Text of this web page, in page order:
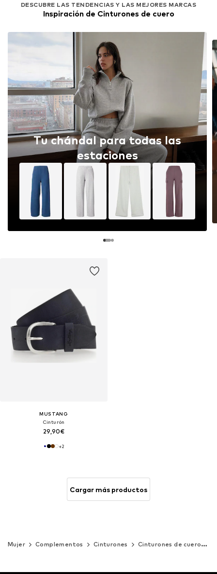
DESCUBRE LAS TENDENCIAS Y LAS MEJORES MARCAS
Inspiración de Cinturones de cuero
Tu chándal para todas las
estaciones
MUSTANG
Cinturón
29,90€
+2
Cargar más productos
Mujer Complementos Cinturones Cinturones de cuero